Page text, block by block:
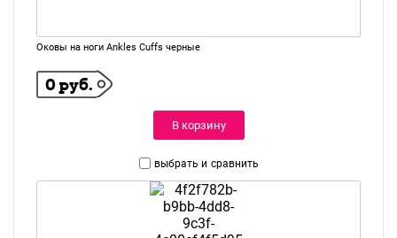
Оковы на ноги Ankles Cuffs черные
0 руб.
В корзину
выбрать и сравнить